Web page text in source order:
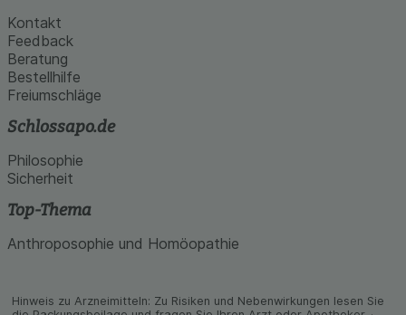
Kontakt
Feedback
Beratung
Bestellhilfe
Freiumschläge
Schlossapo.de
Philosophie
Sicherheit
Top-Thema
Anthroposophie und Homöopathie
Hinweis zu Arzneimitteln: Zu Risiken und Neben­wirkungen lesen Sie